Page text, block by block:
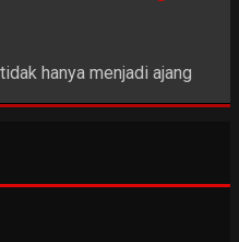
hanya menjadi ajang